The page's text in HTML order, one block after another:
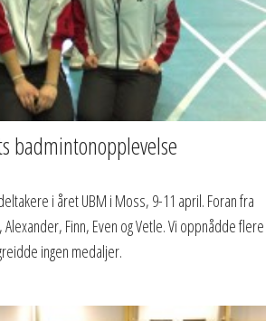
badmintonopplevelse
i året UBM i Moss, 9-11 april. Foran fra
Finn, Even og Vetle. Vi oppnådde flere
ingen medaljer.